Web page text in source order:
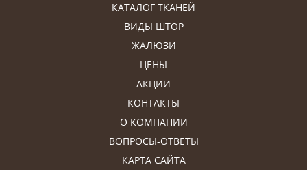
КАТАЛОГ ТКАНЕЙ
ВИДЫ ШТОР
ЖАЛЮЗИ
ЦЕНЫ
АКЦИИ
КОНТАКТЫ
О КОМПАНИИ
ВОПРОСЫ-ОТВЕТЫ
КАРТА САЙТА